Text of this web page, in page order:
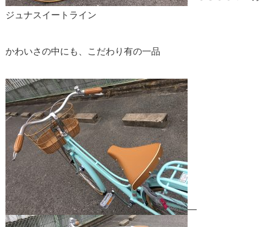
ジュナスイートライン
かわいさの中にも、こだわり有の一品